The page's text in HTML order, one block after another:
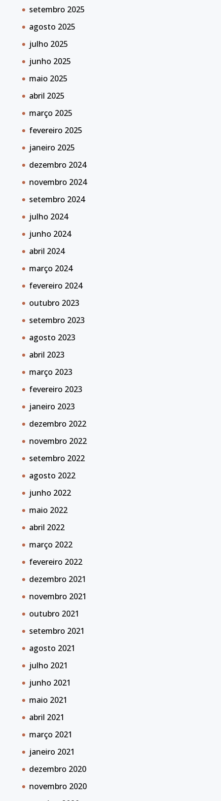
setembro 2025
agosto 2025
julho 2025
junho 2025
maio 2025
abril 2025
março 2025
fevereiro 2025
janeiro 2025
dezembro 2024
novembro 2024
setembro 2024
julho 2024
junho 2024
abril 2024
março 2024
fevereiro 2024
outubro 2023
setembro 2023
agosto 2023
abril 2023
março 2023
fevereiro 2023
janeiro 2023
dezembro 2022
novembro 2022
setembro 2022
agosto 2022
junho 2022
maio 2022
abril 2022
março 2022
fevereiro 2022
dezembro 2021
novembro 2021
outubro 2021
setembro 2021
agosto 2021
julho 2021
junho 2021
maio 2021
abril 2021
março 2021
janeiro 2021
dezembro 2020
novembro 2020